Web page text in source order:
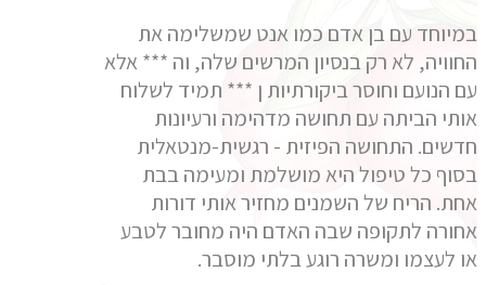
במיוחד עם בן אדם כמו אנט שמשלימה את
החוויה, לא רק בנסיון המרשים שלה, וה *** אלא
עם הנועם וחוסר ביקורתיות ן *** תמיד לשלוח
אותי הביתה עם תחושה מדהימה ורעיונות
חדשים. התחושה הפיזית - רגשית-מנטאלית
בסוף כל טיפול היא מושלמת ומעימה בבת
אחת. הריח של השמנים מחזיר אותי דורות
אחורה לתקופה שבה האדם היה מחובר לטבע
או לעצמו ומשרה רוגע בלתי מוסבר.